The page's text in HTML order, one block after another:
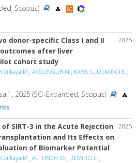
Scopus)
2025
donor-specific Class I and II
after liver
cohort study
Kizilkaya M., AKSUNGUR N., KARA S., DEMİRCİ E.,
2025 (SCI-Expanded, Scopus)
2025
of SIRT-3 in the Acute Rejection
and Its Effects on
of Biomarker Potential
Kizilkaya M., ALTUNOK M., DEMİRCİ E.,